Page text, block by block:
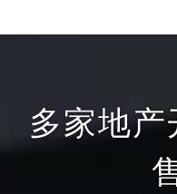
多家地产